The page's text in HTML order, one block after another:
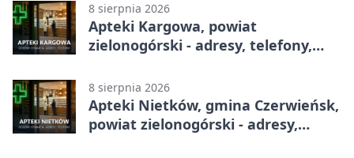
8 sierpnia 2026
Apteki Kargowa, powiat
zielonogórski - adresy, telefony,
8 sierpnia 2026
Apteki Nietków, gmina Czerwieńsk,
powiat zielonogórski - adresy,